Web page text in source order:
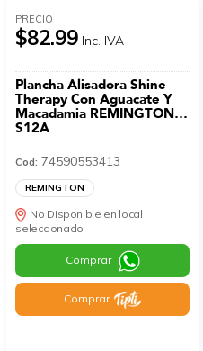
PRECIO
$82.99 Inc. IVA
Plancha Alisadora Shine
Therapy Con Aguacate Y
Macadamia REMINGTON
S12A
Cod: 74590553413
REMINGTON
No Disponible en local
seleccionado
Comprar
Comprar